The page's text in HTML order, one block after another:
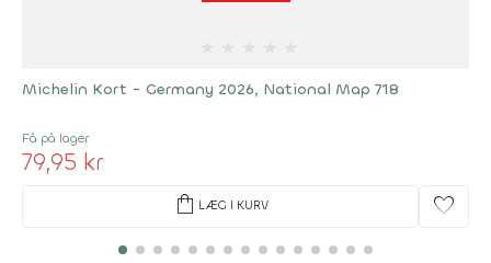
Michelin Kort - Germany 2026, National Map 718
Få på lager
79,95 kr
shopping_bag LÆG I KURV favorite